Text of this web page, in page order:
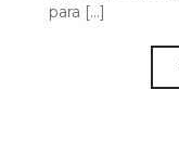
para [...]